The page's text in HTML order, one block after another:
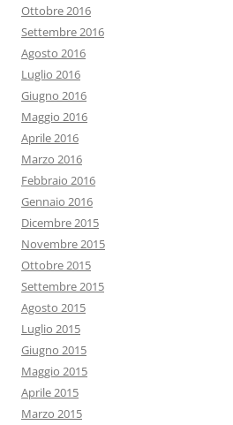
Ottobre 2016
Settembre 2016
Agosto 2016
Luglio 2016
Giugno 2016
Maggio 2016
Aprile 2016
Marzo 2016
Febbraio 2016
Gennaio 2016
Dicembre 2015
Novembre 2015
Ottobre 2015
Settembre 2015
Agosto 2015
Luglio 2015
Giugno 2015
Maggio 2015
Aprile 2015
Marzo 2015